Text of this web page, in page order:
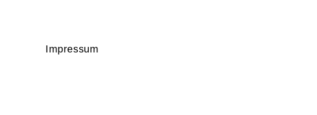
Impressum